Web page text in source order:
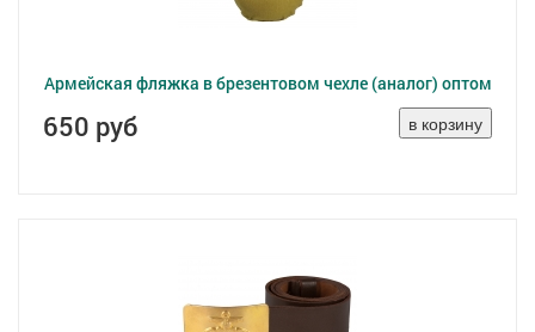
Армейская фляжка в брезентовом чехле (аналог) оптом
650 руб